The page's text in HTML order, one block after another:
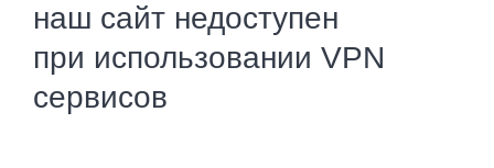
наш сайт недоступен
при использовании VPN
сервисов